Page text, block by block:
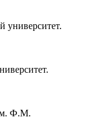
университет.
Ф.М.